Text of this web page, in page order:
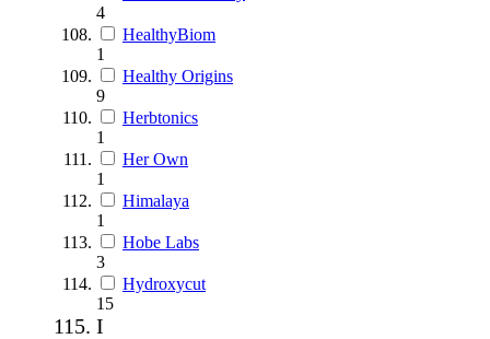
4
HealthyBiom
1
Healthy Origins
9
Herbtonics
1
Her Own
1
Himalaya
1
Hobe Labs
3
Hydroxycut
15
I